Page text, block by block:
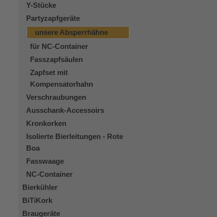
Y-Stücke
Partyzapfgeräte
unsere Absperrhähne
für NC-Container
Fasszapfsäulen
Zapfset mit
Kompensatorhahn
Verschraubungen
Ausschank-Accessoirs
Kronkorken
Isolierte Bierleitungen - Rote
Boa
Fasswaage
NC-Container
Bierkühler
BiTiKork
Braugeräte